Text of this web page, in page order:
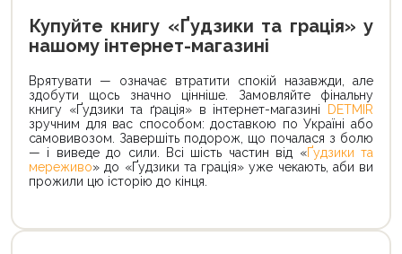
Купуйте книгу «Ґудзики та грація» у
нашому інтернет-магазині
Врятувати — означає втратити спокій назавжди, але
здобути щось значно цінніше. Замовляйте фінальну
книгу «Ґудзики та ґрація» в інтернет-магазині
DETMIR
зручним для вас способом: доставкою по Україні або
самовивозом. Завершіть подорож, що почалася з болю
— і виведе до сили. Всі шість частин від «Ґудзики та
мереживо» до «Ґудзики та грація» уже чекають, аби ви
прожили цю історію до кінця.